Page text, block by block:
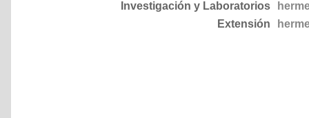
Investigación y Laboratorios
Extensión